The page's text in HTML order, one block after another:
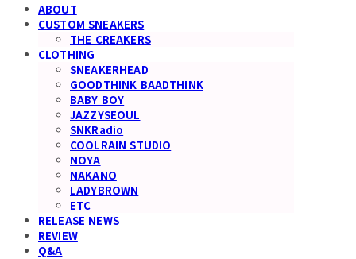
ABOUT
CUSTOM SNEAKERS
THE CREAKERS
CLOTHING
SNEAKERHEAD
GOODTHINK BAADTHINK
BABY BOY
JAZZYSEOUL
SNKRadio
COOLRAIN STUDIO
NOYA
NAKANO
LADYBROWN
ETC
RELEASE NEWS
REVIEW
Q&A